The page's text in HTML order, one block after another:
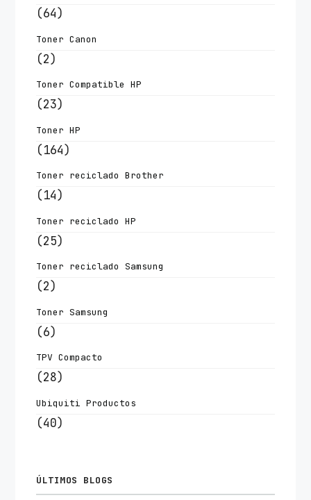
(64)
Toner Canon
(2)
Toner Compatible HP
(23)
Toner HP
(164)
Toner reciclado Brother
(14)
Toner reciclado HP
(25)
Toner reciclado Samsung
(2)
Toner Samsung
(6)
TPV Compacto
(28)
Ubiquiti Productos
(40)
ÚLTIMOS BLOGS